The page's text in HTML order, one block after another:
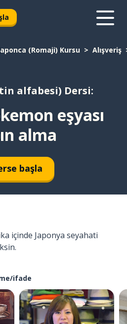
(Romaji) Kursu Alışveriş
alfabesi) Dersi:
eşyası
alma
başla
içinde Japonya seyahati
ifade